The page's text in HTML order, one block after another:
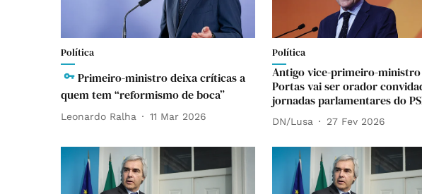
Política
Primeiro-ministro deixa críticas a
quem tem “reformismo de boca”
Leonardo Ralha 11 Mar 2026
Política
Antigo vice-primeiro-ministro
Portas vai ser orador
jornadas parlamentares do
DN/Lusa 27 Fev 2026